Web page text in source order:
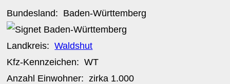
Bundesland: Baden-Württemberg
Landkreis:Waldshut
Kfz-Kennzeichen:WT
Anzahl Einwohner: zirka 1.000